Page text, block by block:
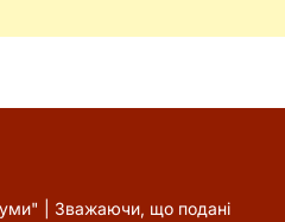
| Зважаючи, що подані